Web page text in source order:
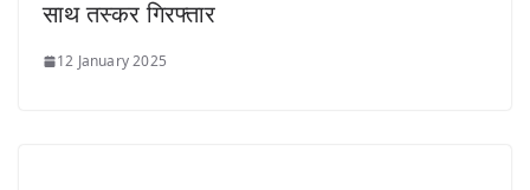
साथ तस्कर गिरफ्तार
12 January 2025